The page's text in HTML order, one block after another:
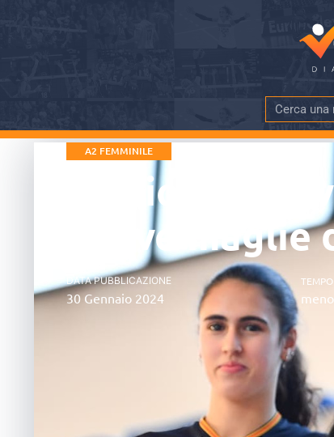
A2 FEMMINILE
Calcio e
nuove
DATA PUBBLICAZIONE
30 Gennaio 2024